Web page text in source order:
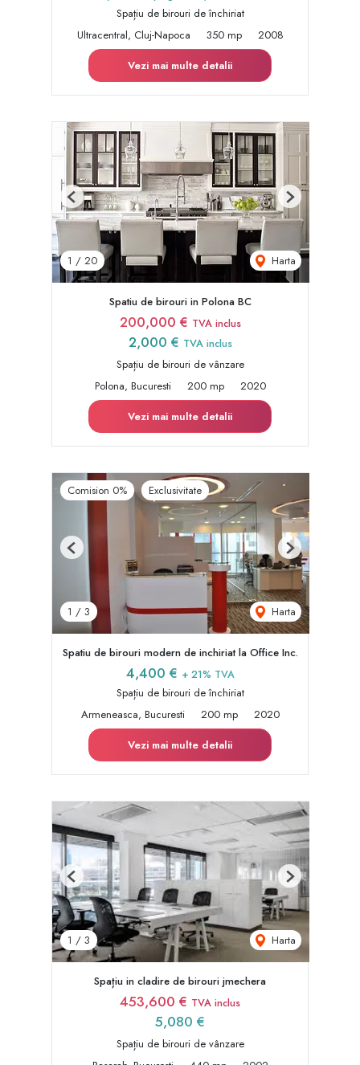
Spațiu de birouri de închiriat
Ultracentral, Cluj-Napoca
350 mp
2008
Vezi mai multe detalii
1 / 20 Harta
Previous Next
Spatiu de birouri in Polona BC
200,000 € TVA inclus
2,000 € TVA inclus
Spațiu de birouri de vânzare
Polona, Bucuresti
200 mp
2020
Vezi mai multe detalii
Comision 0% Exclusivitate
1 / 3 Harta
Previous Next
Spatiu de birouri modern de inchiriat la Office Inc.
4,400 € + 21% TVA
Spațiu de birouri de închiriat
Armeneasca, Bucuresti
200 mp
2020
Vezi mai multe detalii
1 / 3 Harta
Previous Next
Spațiu in cladire de birouri jmechera
453,600 € TVA inclus
5,080 €
Spațiu de birouri de vânzare